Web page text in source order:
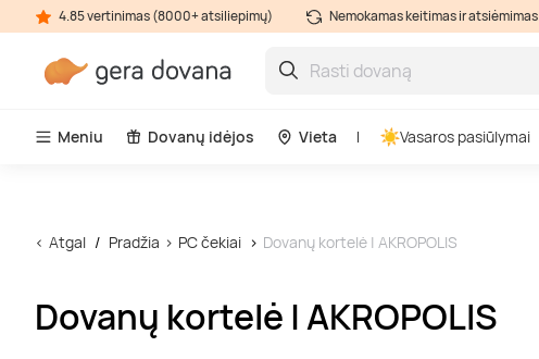
4.85 vertinimas (8000+ atsiliepimų) Nemokamas keitimas ir atsiėmimas
Meniu Dovanų idėjos Vieta Vasaros pasiūlymai
Atgal Pradžia PC čekiai Dovanų kortelė | AKROPOLIS
Dovanų kortelė | AKROPOLIS